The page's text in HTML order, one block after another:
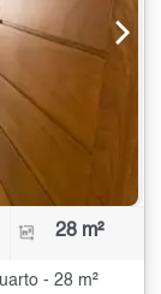
28 m²
- 28 m²